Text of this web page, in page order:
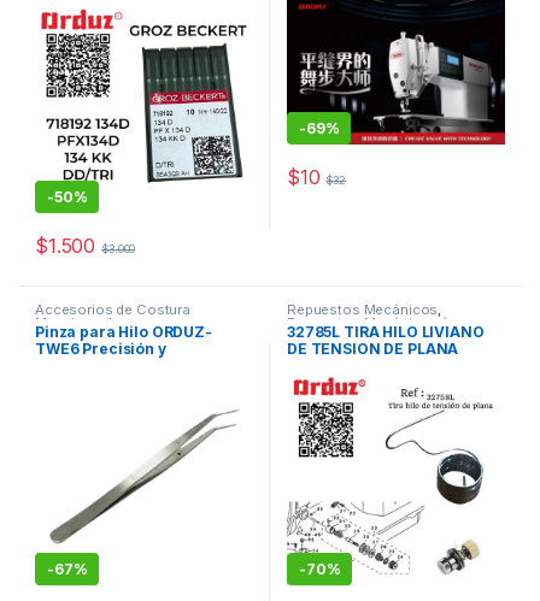
REPUESTO
-50%
$1.500 $3.000
-69%
$10 $32
Accesorios de Costura
Maquinas de coser
Pinza para Hilo ORDUZ-
TWE6 Precisión y
-67%
Repuestos Mecánicos,
Repuestos Mecánicos /
Accesorios de Costura
32785L TIRA HILO LIVIANO
DE TENSION DE PLANA
-70%